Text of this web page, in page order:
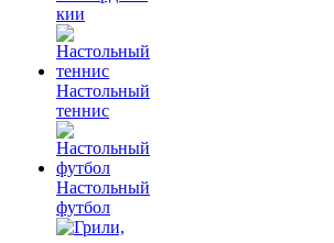
кии
Настольный
теннис
Настольный
футбол